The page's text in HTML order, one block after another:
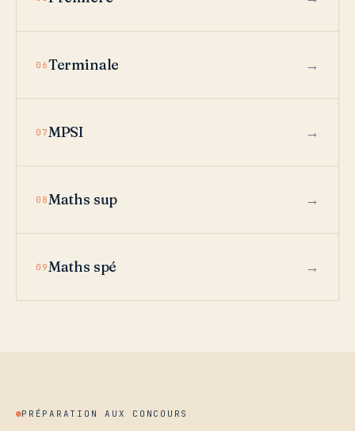
06Terminale
07MPSI
08Maths sup
09Maths spé
PRÉPARATION AUX CONCOURS